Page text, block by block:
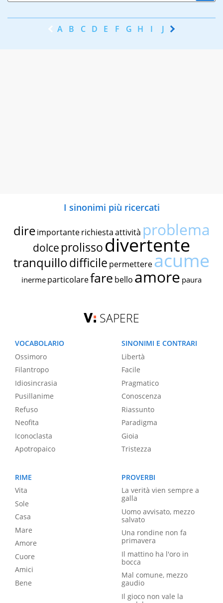
A B C D E F G H I J K
I sinonimi più ricercati
dire importante richiestaattività problema
dolce prolissodivertente
tranquillodifficile permettereacume
inerme particolarefare bello amore paura
SAPERE
VOCABOLARIO
Ossimoro
Filantropo
Idiosincrasia
Pusillanime
Refuso
Neofita
Iconoclasta
Apotropaico
SINONIMI E CONTRARI
Libertà
Facile
Pragmatico
Conoscenza
Riassunto
Paradigma
Gioia
Tristezza
RIME
Vita
Sole
Casa
Mare
Amore
Cuore
Amici
Bene
PROVERBI
La verità vien sempre a
galla
Uomo avvisato, mezzo
salvato
Una rondine non fa
primavera
Il mattino ha l'oro in
bocca
Mal comune, mezzo
gaudio
Il gioco non vale la